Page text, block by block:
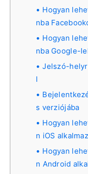
Hogyan
nba
Hogyan
nba Google-
Jelszó-
l
s verziójába
Hogyan
n iOS
Hogyan
n Android